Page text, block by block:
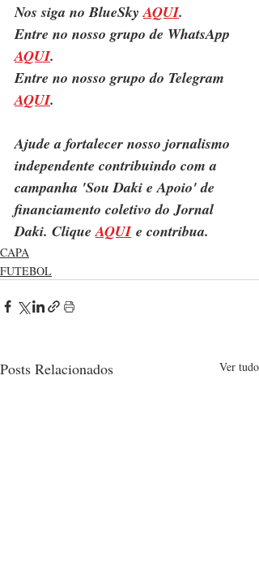
Nos siga no BlueSky AQUI.
Entre no nosso grupo de WhatsApp
AQUI.
Entre no nosso grupo do Telegram
AQUI.
Ajude a fortalecer nosso jornalismo
independente contribuindo com a
campanha 'Sou Daki e Apoio' de
financiamento coletivo do Jornal
Daki. Clique AQUI e contribua.
CAPA
FUTEBOL
Posts Relacionados Ver tudo